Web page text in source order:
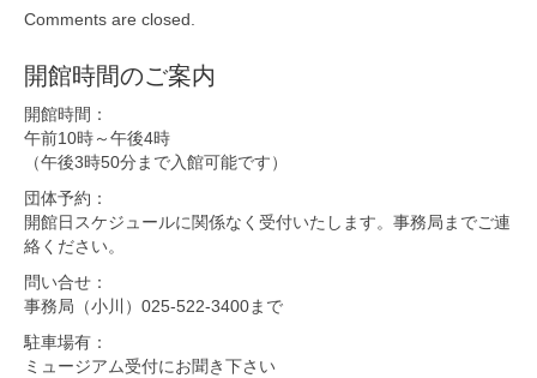
Comments are closed.
開館時間のご案内
開館時間：
午前10時～午後4時
（午後3時50分まで入館可能です）
団体予約：
開館日スケジュールに関係なく受付いたします。事務局までご連
絡ください。
問い合せ：
事務局（小川）025-522-3400まで
駐車場有：
ミュージアム受付にお聞き下さい